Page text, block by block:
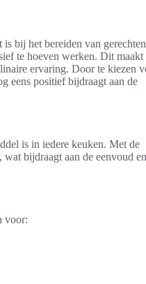
bij het bereiden van
te hoeven werken. Dit maakt
ervaring. Door te kiezen
eens positief bijdraagt aan de
is in iedere keuken. Met de
wat bijdraagt aan de eenvoud en
voor: